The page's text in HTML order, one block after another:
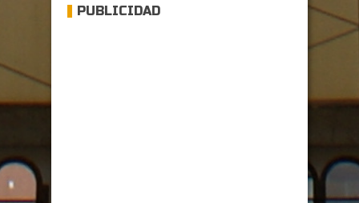
PUBLICIDAD